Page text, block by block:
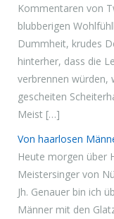
Kommentaren von
blubberigen
Dummheit, krudes
hinterher, dass die
verbrennen würden,
gescheiten
Meist […]
Von haarlosen
Heute morgen über
Meistersinger von
Jh. Genauer bin ich
Männer mit den